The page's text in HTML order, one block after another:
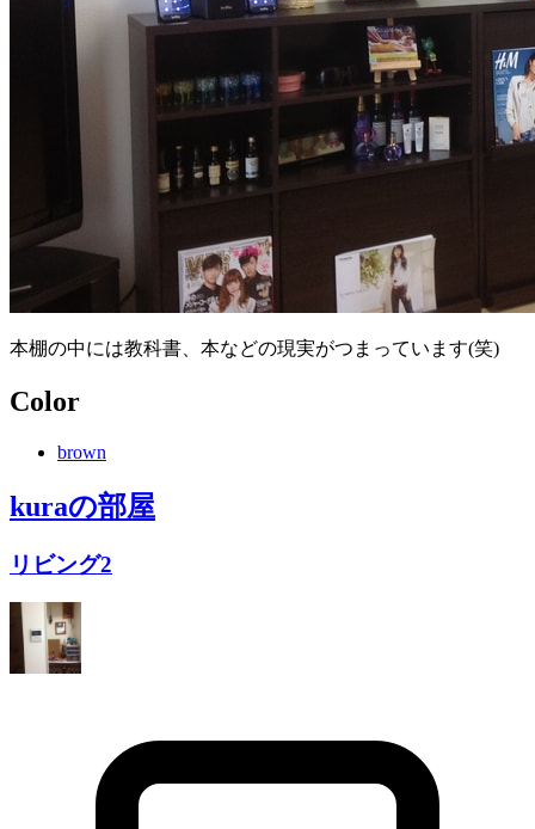
本棚の中には教科書、本などの現実がつまっています(笑)
Color
brown
kuraの部屋
リビング2